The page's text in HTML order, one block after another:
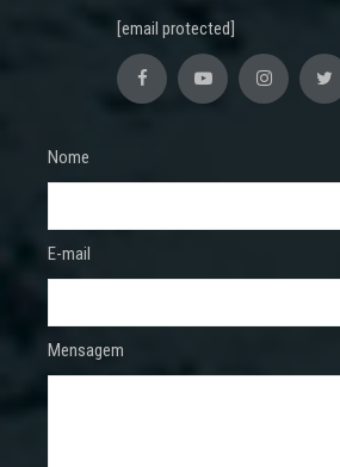
[email protected]
Nome
E-mail
Mensagem